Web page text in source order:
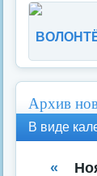
Архив
В виде
«